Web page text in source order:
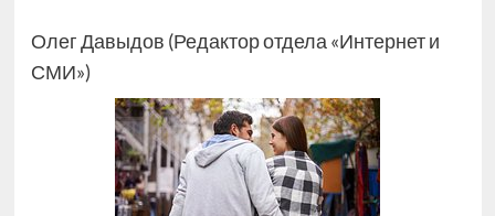
Олег Давыдов (Редактор отдела «Интернет и
СМИ»)